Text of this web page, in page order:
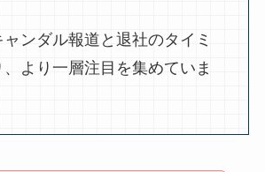
ンダル報道と退社のタイミ
より一層注目を集めていま